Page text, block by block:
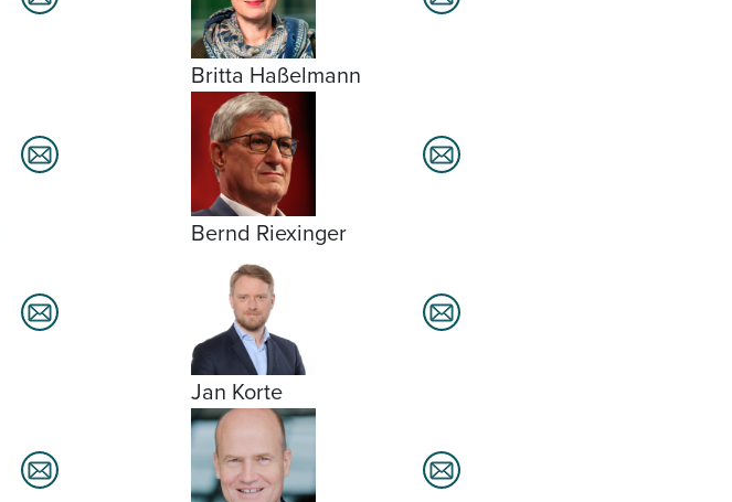
Britta Haßelmann
Bernd Riexinger
Jan Korte